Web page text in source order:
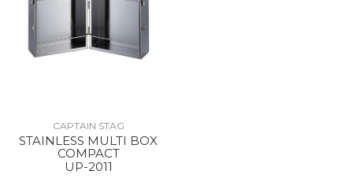
CAPTAIN STAG
STAINLESS MULTI BOX
COMPACT
UP-2011